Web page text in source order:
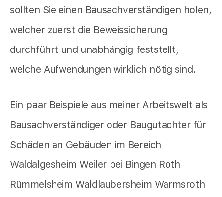
sollten Sie einen Bausachverständigen holen,
welcher zuerst die Beweissicherung
durchführt und unabhängig feststellt,
welche Aufwendungen wirklich nötig sind.
Ein paar Beispiele aus meiner Arbeitswelt als
Bausachverständiger oder Baugutachter für
Schäden an Gebäuden im Bereich
Waldalgesheim Weiler bei Bingen Roth
Rümmelsheim Waldlaubersheim Warmsroth